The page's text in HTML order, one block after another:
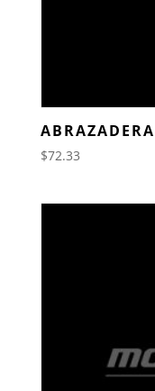
$72.33